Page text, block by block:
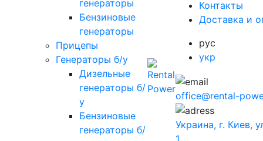
генераторы
Бензиновые
генераторы
Прицепы
Генераторы б/у
Дизельные
генераторы б/
у
Бензиновые
генераторы б/
Контакты
Доставка и
рус
укр
office@rental-
Украина, г. Киев,